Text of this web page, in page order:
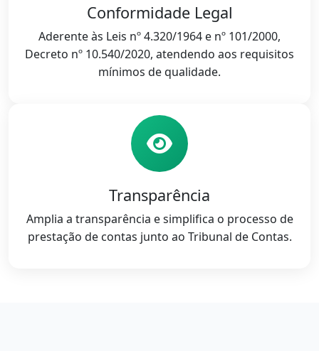
Conformidade Legal
Aderente às Leis nº 4.320/1964 e nº 101/2000,
Decreto nº 10.540/2020, atendendo aos requisitos
mínimos de qualidade.
Transparência
Amplia a transparência e simplifica o processo de
prestação de contas junto ao Tribunal de Contas.